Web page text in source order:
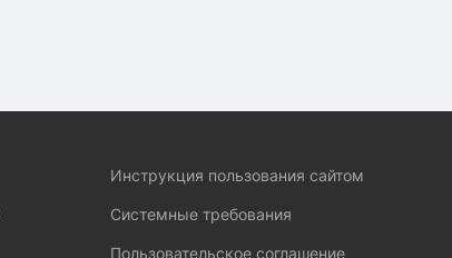
Инструкция пользования сайтом
Системные требования
Пользовательское соглашение